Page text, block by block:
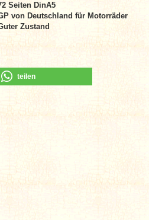
Seiten DinA5
von Deutschland für Motorräder
Zustand
teilen